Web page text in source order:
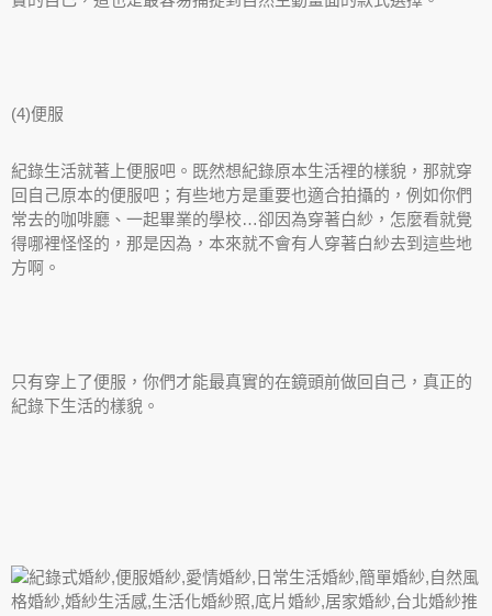
(4)便服
紀錄生活就著上便服吧。既然想紀錄原本生活裡的樣貌，那就穿
回自己原本的便服吧；有些地方是重要也適合拍攝的，例如你們
常去的咖啡廳、一起畢業的學校…卻因為穿著白紗，怎麼看就覺
得哪裡怪怪的，那是因為，本來就不會有人穿著白紗去到這些地
方啊。
只有穿上了便服，你們才能最真實的在鏡頭前做回自己，真正的
紀錄下生活的樣貌。